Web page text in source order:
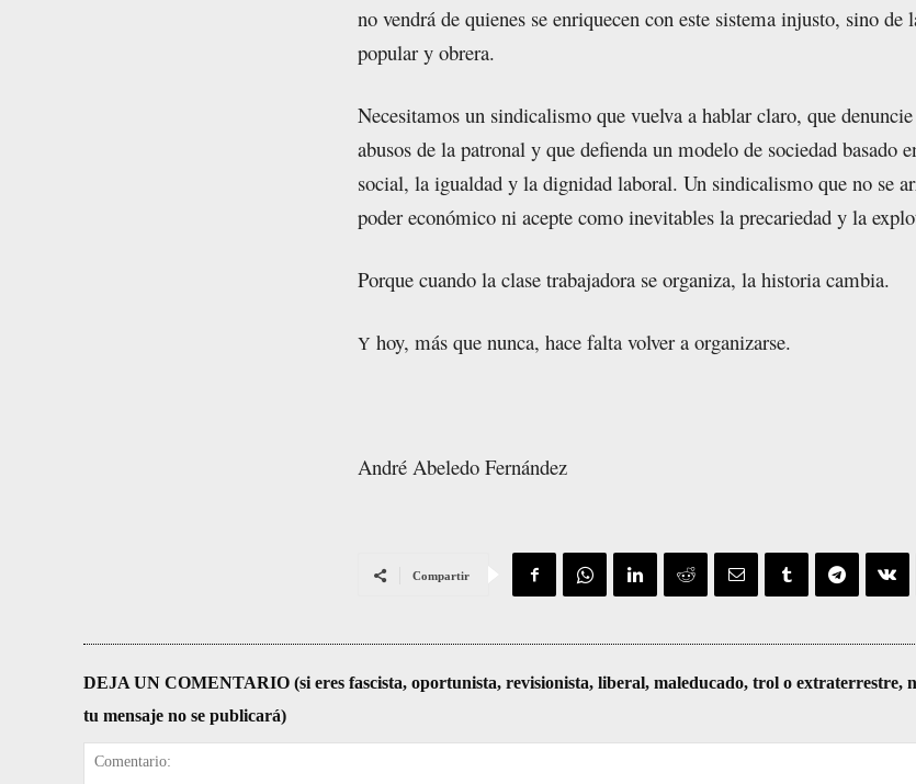
no vendrá de quienes se enriquecen con este sistema injusto, sino de
popular y obrera.
Necesitamos un sindicalismo que vuelva a hablar claro, que
abusos de la patronal y que defienda un modelo de sociedad basado
social, la igualdad y la dignidad laboral. Un sindicalismo que no se
poder económico ni acepte como inevitables la precariedad y la
Porque cuando la clase trabajadora se organiza, la historia cambia.
Y hoy, más que nunca, hace falta volver a organizarse.
André Abeledo Fernández
Compartir
DEJA UN COMENTARIO (si eres fascista, oportunista, revisionista, liberal, maleducado, trol o extraterrestre,
tu mensaje no se publicará)